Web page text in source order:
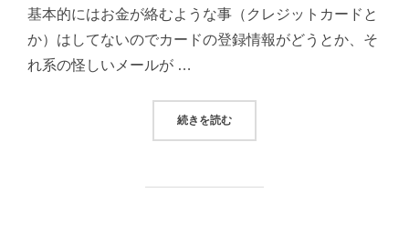
基本的にはお金が絡むような事（クレジットカードと
か）はしてないのでカードの登録情報がどうとか、そ
れ系の怪しいメールが …
続きを読む“YAHOOメールにフィッシングメ